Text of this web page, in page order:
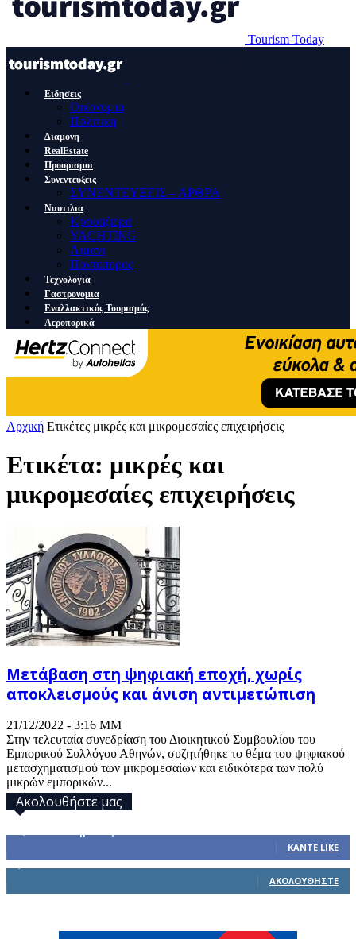
Tourism Today
Ειδησεις
Οικονομια
Πολιτικη
Διαμονη
RealEstate
Προορισμοι
Συνεντευξεις
ΣΥΝΕΝΤΕΥΞΕΙΣ – ΑΡΘΡΑ
Ναυτιλια
Κρουαζιερα
YACHTING
Λιμανι
Ποντοπορος
Τεχνολογια
Γαστρονομια
Εναλλακτικός Τουρισμός
Αεροπορικά
Αρχική Ετικέτες μικρές και μικρομεσαίες επιχειρήσεις
Ετικέτα: μικρές και
μικρομεσαίες επιχειρήσεις
Μετάβαση στη ψηφιακή εποχή, χωρίς
αποκλεισμούς και άνιση αντιμετώπιση
21/12/2022 - 3:16 ΜΜ
Στην τελευταία συνεδρίαση του Διοικητικού Συμβουλίου του
Εμπορικού Συλλόγου Αθηνών, συζητήθηκε το θέμα του ψηφιακού
μετασχηματισμού των μικρομεσαίων και ειδικότερα των πολύ
μικρών εμπορικών...
Ακολουθήστε μας
ΚΆΝΤΕ LIKE
ΑΚΟΛΟΥΘΉΣΤΕ